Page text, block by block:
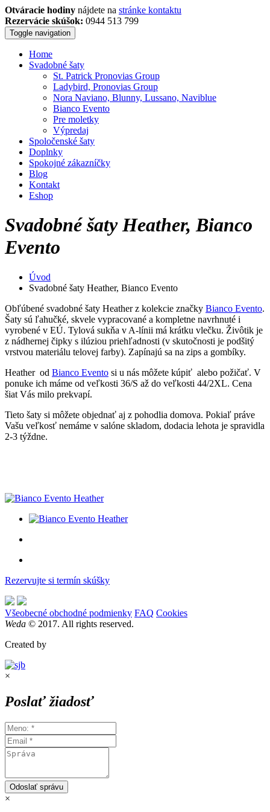
Otváracie hodiny nájdete na stránke kontaktu
Rezervácie skúšok: 0944 513 799
Toggle navigation
Home
Svadobné šaty
St. Patrick Pronovias Group
Ladybird, Pronovias Group
Nora Naviano, Blunny, Lussano, Naviblue
Bianco Evento
Pre moletky
Výpredaj
Spoločenské šaty
Doplnky
Spokojné zákazníčky
Blog
Kontakt
Eshop
Svadobné šaty Heather, Bianco
Evento
Úvod
Svadobné šaty Heather, Bianco Evento
Obľúbené svadobné šaty Heather z kolekcie značky Bianco Evento.
Šaty sú ľahučké, skvele vypracované a kompletne navrhnuté i
vyrobené v EÚ. Tylová sukňa v A-línii má krátku vlečku. Živôtik je
z nádhernej čipky s ilúziou priehľadnosti (v skutočnosti je podšitý
vrstvou materiálu telovej farby). Zapínajú sa na zips a gombíky.
Heather od Bianco Evento si u nás môžete kúpiť alebo požičať. V
ponuke ich máme od veľkosti 36/S až do veľkosti 44/2XL. Cena
šiat Vás milo prekvapí.
Tieto šaty si môžete objednať aj z pohodlia domova. Pokiaľ práve
Vašu veľkosť nemáme v salóne skladom, dodacia lehota je spravidla
2-3 týždne.
Rezervujte si termín skúšky
Všeobecné obchodné podmienky FAQ Cookies
Weda © 2017. All rights reserved.
Created by
×
Poslať žiadosť
Odoslať správu
×